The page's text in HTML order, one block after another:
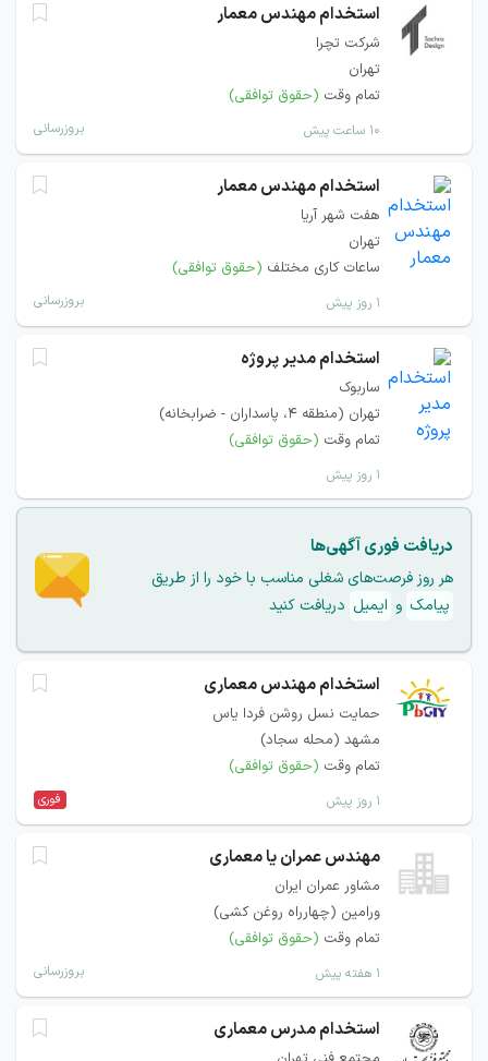
استخدام مهندس معمار
شرکت تچرا
تهران
تمام وقت (حقوق توافقی)
۱۰ ساعت پیش بروزرسانی
استخدام مهندس معمار
هفت شهر آریا
تهران
ساعات کاری مختلف (حقوق توافقی)
۱ روز پیش بروزرسانی
استخدام مدیر پروژه
ساربوک
تهران (منطقه ۴، پاسداران - ضرابخانه)
تمام وقت (حقوق توافقی)
۱ روز پیش
دریافت فوری آگهی‌ها
هر روز فرصت‌های شغلی مناسب با خود را از طریق
پیامک و ایمیل دریافت کنید
استخدام مهندس معماری
حمایت نسل روشن فردا یاس
مشهد (محله سجاد)
تمام وقت (حقوق توافقی)
۱ روز پیش فوری
مهندس عمران یا معماری
مشاور عمران ایران
ورامین (چهارراه روغن کشی)
تمام وقت (حقوق توافقی)
۱ هفته پیش بروزرسانی
استخدام مدرس معماری